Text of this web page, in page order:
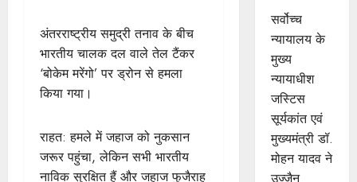
अंतरराष्ट्रीय समुद्री तनाव के बीच
भारतीय चालक दल वाले तेल टैंकर
‘बोकेम मरेंगो’ पर ड्रोन से हमला
किया गया।
राहत: हमले में जहाज को नुकसान
जरूर पहुंचा, लेकिन सभी भारतीय
नाविक सुरक्षित हैं और जहाज फुजैराह
सर्वोच्च
न्यायालय के
मुख्‍य
न्‍यायाधीश
जस्टिस
सूर्यकांत एवं
मुख्यमंत्री डॉ.
मोहन यादव ने